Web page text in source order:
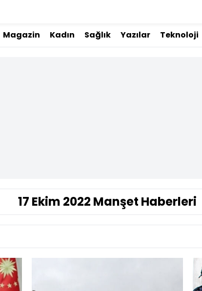
Magazin Kadın Sağlık Yazılar Teknoloji
17 Ekim 2022 Manşet Haberleri